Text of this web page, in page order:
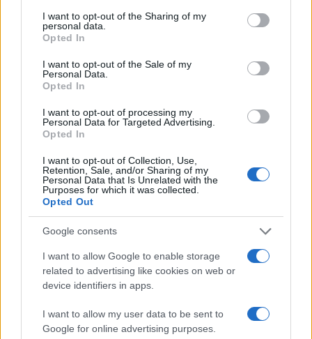
not limited to your visit or usage behaviour. You may click to
grant or deny consent to Google and its third-party tags to
use your data for below specified purposes in below Google
consent section.
I want to opt-out of the Sharing of my
personal data.
Opted In
I want to opt-out of the Sale of my
Personal Data.
Opted In
I want to opt-out of processing my
Personal Data for Targeted Advertising.
Opted In
I want to opt-out of Collection, Use,
Retention, Sale, and/or Sharing of my
Personal Data that Is Unrelated with the
Purposes for which it was collected.
Opted Out
Google consents
I want to allow Google to enable storage
related to advertising like cookies on web or
device identifiers in apps.
I want to allow my user data to be sent to
Google for online advertising purposes.
Petróleo Brent cai 8.3% e arrasta commodities em agosto de
NÃO CLASSIFICADO
Tensões diplomáticas entre Brasil e Argentina: o que está em